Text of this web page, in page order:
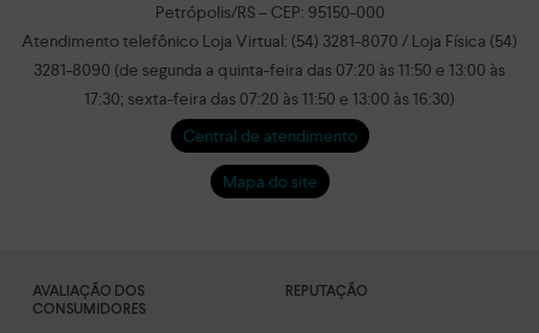
Petrópolis/RS – CEP: 95150-000
Atendimento telefônico Loja Virtual: (54) 3281-8070 / Loja Física (54)
3281-8090 (de segunda a quinta-feira das 07:20 às 11:50 e 13:00 às
17:30; sexta-feira das 07:20 às 11:50 e 13:00 às 16:30)
Central de atendimento
Mapa do site
AVALIAÇÃO DOS
CONSUMIDORES
REPUTAÇÃO